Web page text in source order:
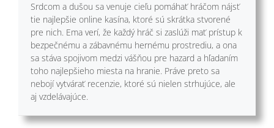
Srdcom a dušou sa venuje cieľu pomáhať hráčom nájsť
tie najlepšie online kasína, ktoré sú skrátka stvorené
pre nich. Ema verí, že každý hráč si zaslúži mať prístup k
bezpečnému a zábavnému hernému prostrediu, a ona
sa stáva spojivom medzi vášňou pre hazard a hľadaním
toho najlepšieho miesta na hranie. Práve preto sa
nebojí vytvárať recenzie, ktoré sú nielen strhujúce, ale
aj vzdelávajúce.